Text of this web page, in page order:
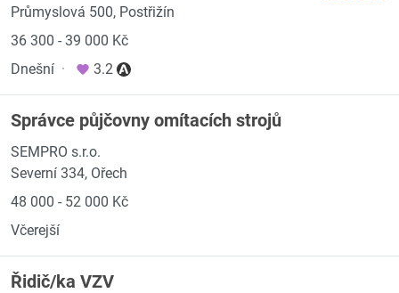
Průmyslová 500, Postřižín
36 300 - 39 000 Kč
Dnešní · 3.2
Správce půjčovny omítacích strojů
SEMPRO s.r.o.
Severní 334, Ořech
48 000 - 52 000 Kč
Včerejší
Řidič/ka VZV